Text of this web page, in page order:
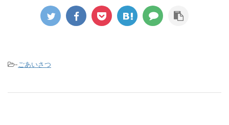
- ごあいさつ